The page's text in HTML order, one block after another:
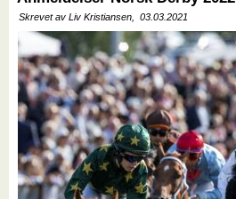
Skrevet av Liv Kristiansen, 03.03.2021